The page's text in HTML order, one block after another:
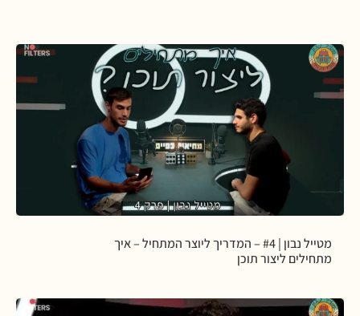
מטייל נבון | #4 – המדריך ליוצר המתחיל – איך
מתחילים ליצור תוכן